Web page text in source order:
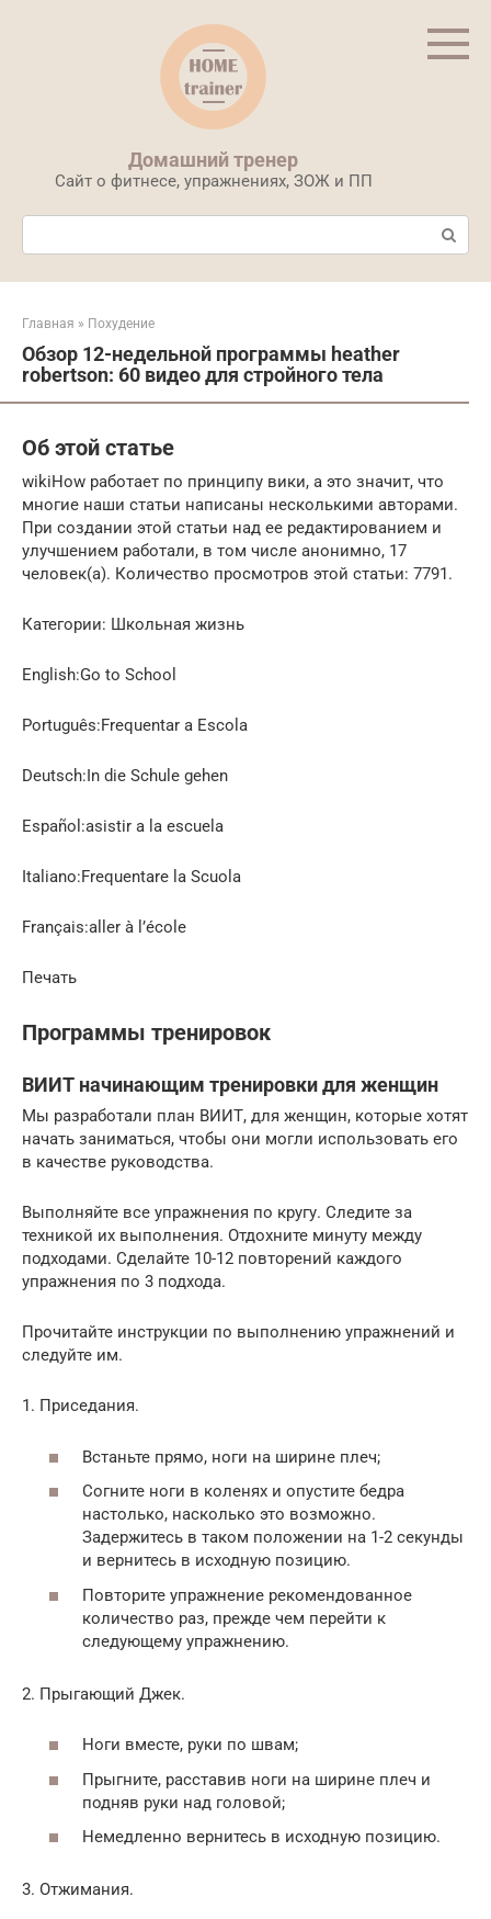
Домашний тренер
Сайт о фитнесе, упражнениях, ЗОЖ и ПП
Поиск:
Главная » Похудение
Обзор 12-недельной программы heather
robertson: 60 видео для стройного тела
Об этой статье
wikiHow работает по принципу вики, а это значит, что
многие наши статьи написаны несколькими авторами.
При создании этой статьи над ее редактированием и
улучшением работали, в том числе анонимно, 17
человек(а). Количество просмотров этой статьи: 7791.
Категории: Школьная жизнь
English:Go to School
Português:Frequentar a Escola
Deutsch:In die Schule gehen
Español:asistir a la escuela
Italiano:Frequentare la Scuola
Français:aller à l’école
Печать
Программы тренировок
ВИИТ начинающим тренировки для женщин
Мы разработали план ВИИТ, для женщин, которые хотят
начать заниматься, чтобы они могли использовать его
в качестве руководства.
Выполняйте все упражнения по кругу. Следите за
техникой их выполнения. Отдохните минуту между
подходами. Сделайте 10-12 повторений каждого
упражнения по 3 подхода.
Прочитайте инструкции по выполнению упражнений и
следуйте им.
1. Приседания.
Встаньте прямо, ноги на ширине плеч;
Согните ноги в коленях и опустите бедра
настолько, насколько это возможно.
Задержитесь в таком положении на 1-2 секунды
и вернитесь в исходную позицию.
Повторите упражнение рекомендованное
количество раз, прежде чем перейти к
следующему упражнению.
2. Прыгающий Джек.
Ноги вместе, руки по швам;
Прыгните, расставив ноги на ширине плеч и
подняв руки над головой;
Немедленно вернитесь в исходную позицию.
3. Отжимания.